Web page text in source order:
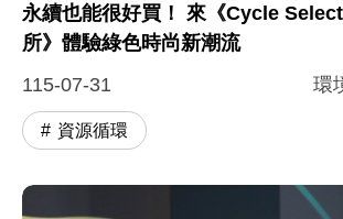
永續也能很好買！ 來《Cycle
所》體驗綠色時尚新潮流
115-07-31
環
資源循環